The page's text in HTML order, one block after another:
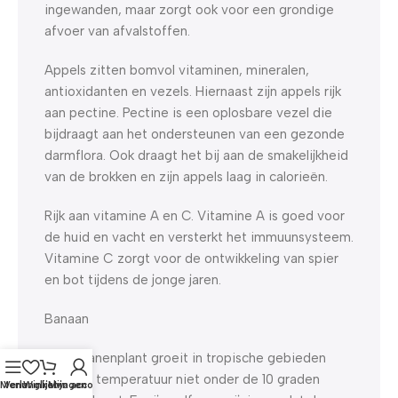
ingewanden, maar zorgt ook voor een grondige
afvoer van afvalstoffen.
Appels zitten bomvol vitaminen, mineralen,
antioxidanten en vezels. Hiernaast zijn appels rijk
aan pectine. Pectine is een oplosbare vezel die
bijdraagt aan het ondersteunen van een gezonde
darmflora. Ook draagt het bij aan de smakelijkheid
van de brokken en zijn appels laag in calorieën.
Rijk aan vitamine A en C. Vitamine A is goed voor
de huid en vacht en versterkt het immuunsysteem.
Vitamine C zorgt voor de ontwikkeling van spier
en bot tijdens de jonge jaren.
Banaan
De bananenplant groeit in tropische gebieden
waar de temperatuur niet onder de 10 graden
Menu
Verlanglijst
Winkelwagen
Mijn account